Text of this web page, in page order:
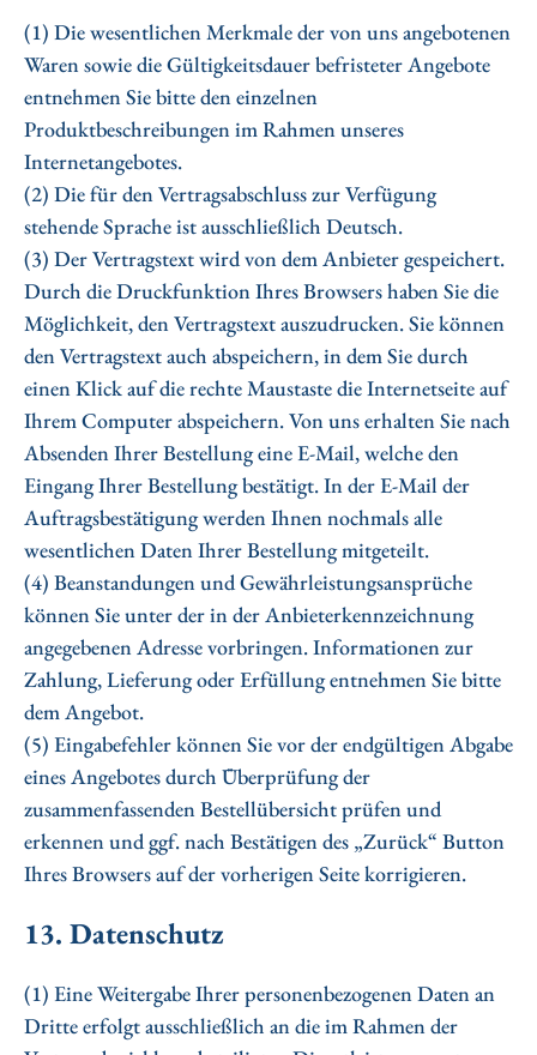
(1) Die wesentlichen Merkmale der von uns angebotenen
Waren sowie die Gültigkeitsdauer befristeter Angebote
entnehmen Sie bitte den einzelnen
Produktbeschreibungen im Rahmen unseres
Internetangebotes.
(2) Die für den Vertragsabschluss zur Verfügung
stehende Sprache ist ausschließlich Deutsch.
(3) Der Vertragstext wird von dem Anbieter gespeichert.
Durch die Druckfunktion Ihres Browsers haben Sie die
Möglichkeit, den Vertragstext auszudrucken. Sie können
den Vertragstext auch abspeichern, in dem Sie durch
einen Klick auf die rechte Maustaste die Internetseite auf
Ihrem Computer abspeichern. Von uns erhalten Sie nach
Absenden Ihrer Bestellung eine E-Mail, welche den
Eingang Ihrer Bestellung bestätigt. In der E-Mail der
Auftragsbestätigung werden Ihnen nochmals alle
wesentlichen Daten Ihrer Bestellung mitgeteilt.
(4) Beanstandungen und Gewährleistungsansprüche
können Sie unter der in der Anbieterkennzeichnung
angegebenen Adresse vorbringen. Informationen zur
Zahlung, Lieferung oder Erfüllung entnehmen Sie bitte
dem Angebot.
(5) Eingabefehler können Sie vor der endgültigen Abgabe
eines Angebotes durch Überprüfung der
zusammenfassenden Bestellübersicht prüfen und
erkennen und ggf. nach Bestätigen des „Zurück“ Button
Ihres Browsers auf der vorherigen Seite korrigieren.
13. Datenschutz
(1) Eine Weitergabe Ihrer personenbezogenen Daten an
Dritte erfolgt ausschließlich an die im Rahmen der